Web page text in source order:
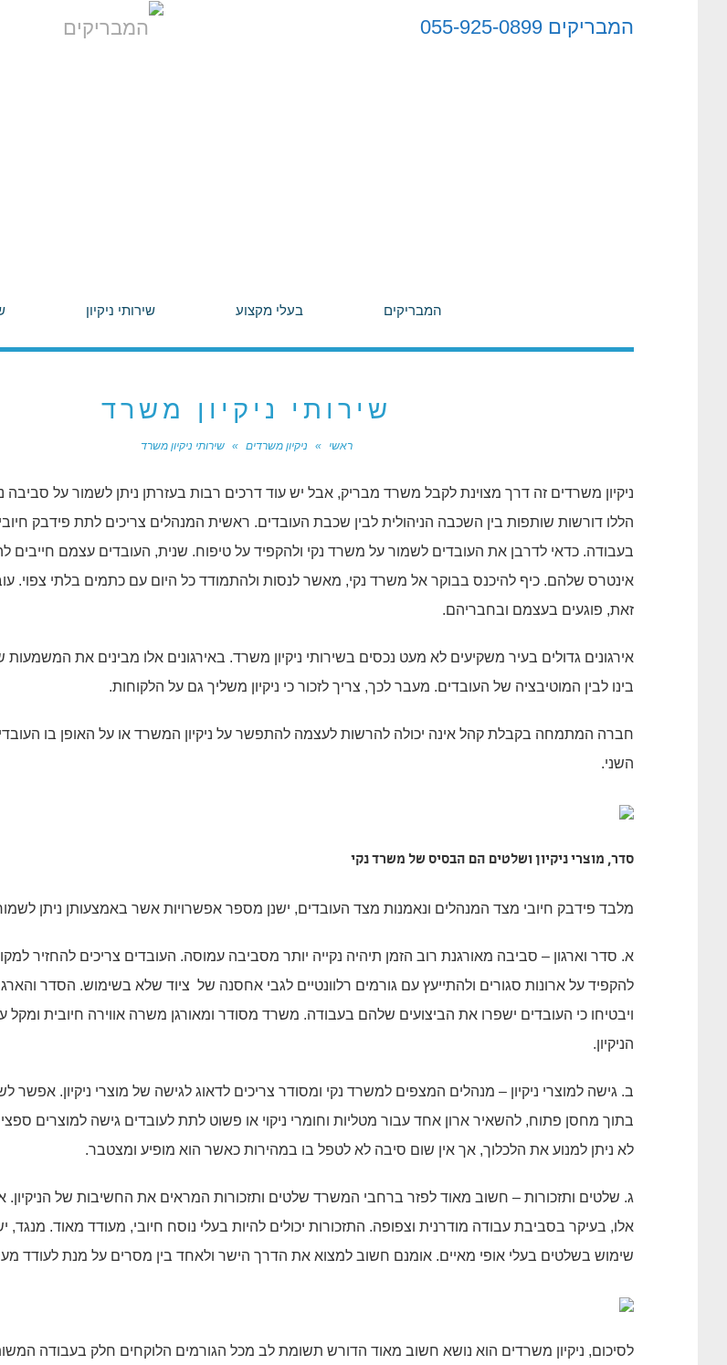
המבריקים 055-925-0899
המבריקים בעלי מקצוע שירותי ניקיון
שירותי ניקיון משרד
ראשי » ניקיון משרדים » שירותי ניקיון משרד
ניקיון משרדים זה דרך מצוינת לקבל משרד מבריק, אבל יש עוד דרכים רבות בעזרתן ניתן לשמור על
הללו דורשות שותפות בין השכבה הניהולית לבין שכבת העובדים. ראשית המנהלים צריכים לתת פידבק
בעבודה. כדאי לדרבן את העובדים לשמור על משרד נקי ולהקפיד על טיפוח. שנית, העובדים עצמם חייבים
אינטרס שלהם. כיף להיכנס בבוקר אל משרד נקי, מאשר לנסות ולהתמודד כל היום עם כתמים בלתי צפוי.
זאת, פוגעים בעצמם ובחבריהם.
אירגונים גדולים בעיר משקיעים לא מעט נכסים בשירותי ניקיון משרד. באירגונים אלו מבינים את המשמעות
בינו לבין המוטיבציה של העובדים. מעבר לכך, צריך לזכור כי ניקיון משליך גם על הלקוחות.
חברה המתמחה בקבלת קהל אינה יכולה להרשות לעצמה להתפשר על ניקיון המשרד או על האופן בו
השני.
סדר, מוצרי ניקיון ושלטים הם הבסיס של משרד נקי
מלבד פידבק חיובי מצד המנהלים ונאמנות מצד העובדים, ישנן מספר אפשרויות אשר באמצעותן ניתן
א. סדר וארגון – סביבה מאורגנת רוב הזמן תיהיה נקייה יותר מסביבה עמוסה. העובדים צריכים להחזיר
להקפיד על ארונות סגורים ולהתייעץ עם גורמים רלוונטיים לגבי אחסנה של ציוד שלא בשימוש. הסדר
ויבטיחו כי העובדים ישפרו את הביצועים שלהם בעבודה. משרד מסודר ומאורגן משרה אווירה חיובית ומקל
הניקיון.
ב. גישה למוצרי ניקיון – מנהלים המצפים למשרד נקי ומסודר צריכים לדאוג לגישה של מוצרי ניקיון. אפשר
בתוך מחסן פתוח, להשאיר ארון אחד עבור מטליות וחומרי ניקוי או פשוט לתת לעובדים גישה למוצרים
לא ניתן למנוע את הלכלוך, אך אין שום סיבה לא לטפל בו במהירות כאשר הוא מופיע ומצטבר.
ג. שלטים ותזכורות – חשוב מאוד לפזר ברחבי המשרד שלטים ותזכורות המראים את החשיבות של הניקיון.
אלו, בעיקר בסביבת עבודה מודרנית וצפופה. התזכורות יכולים להיות בעלי נוסח חיובי, מעודד מאוד. מנגד,
שימוש בשלטים בעלי אופי מאיים. אומנם חשוב למצוא את הדרך הישר ולאחד בין מסרים על מנת לעודד
לסיכום, ניקיון משרדים הוא נושא חשוב מאוד הדורש תשומת לב מכל הגורמים הלוקחים חלק בעבודה